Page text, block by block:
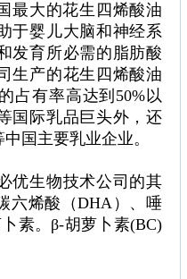
最大的花生四烯酸油
于婴儿大脑和神经系
发育所必需的脂肪酸
生产的花生四烯酸油
占有率高达到50%以
国际乳品巨头外，还
国主要乳业企业。
优生物技术公司的其
六烯酸（DHA）、唾
素。β-胡萝卜素(BC)